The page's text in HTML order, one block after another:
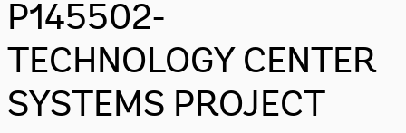
P145502-
TECHNOLOGY CENTER
SYSTEMS PROJECT